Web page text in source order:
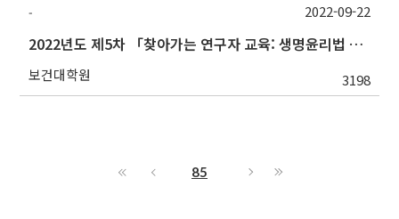
-
2022년도 제5차 「찾아가는 연구자 교육: 생명윤리법 및 IRB심의의뢰서 작성법」 교육 안내
보건대학원 3198
2022-09-22
85